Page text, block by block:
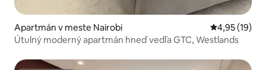
Apartmán v meste Nairobi Priemerné
4,95 (19)
Útulný moderný apartmán hneď vedľa GTC, Westlands